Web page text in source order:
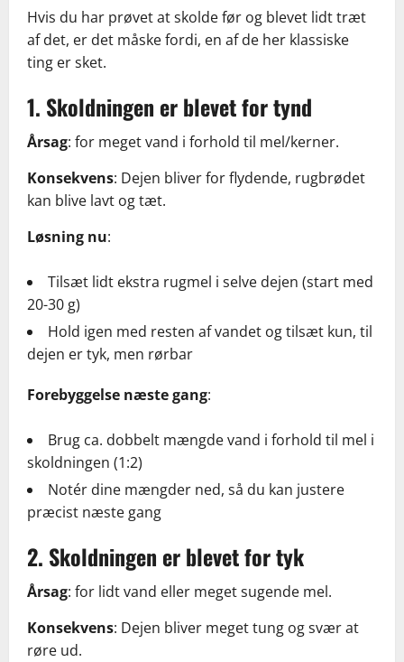
Hvis du har prøvet at skolde før og blevet lidt træt
af det, er det måske fordi, en af de her klassiske
ting er sket.
1. Skoldningen er blevet for tynd
Årsag: for meget vand i forhold til mel/kerner.
Konsekvens: Dejen bliver for flydende, rugbrødet
kan blive lavt og tæt.
Løsning nu:
Tilsæt lidt ekstra rugmel i selve dejen (start med
20-30 g)
Hold igen med resten af vandet og tilsæt kun, til
dejen er tyk, men rørbar
Forebyggelse næste gang:
Brug ca. dobbelt mængde vand i forhold til mel i
skoldningen (1:2)
Notér dine mængder ned, så du kan justere
præcist næste gang
2. Skoldningen er blevet for tyk
Årsag: for lidt vand eller meget sugende mel.
Konsekvens: Dejen bliver meget tung og svær at
røre ud.